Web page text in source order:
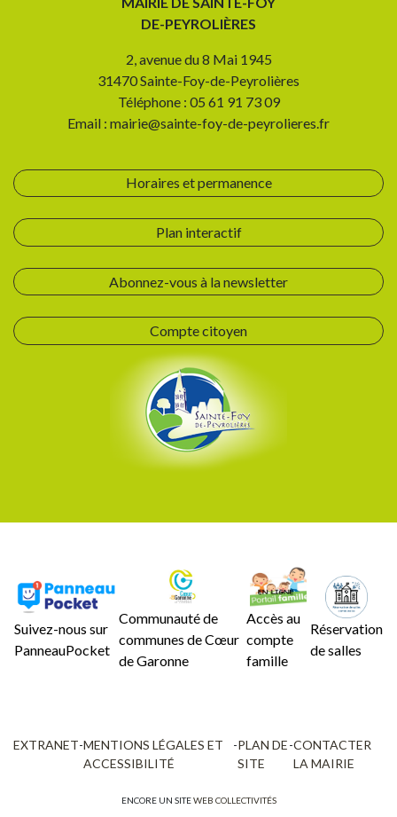
DE-PEYROLIÈRES
2, avenue du 8 Mai 1945
31470 Sainte-Foy-de-Peyrolières
Téléphone : 05 61 91 73 09
Email : mairie@sainte-foy-de-peyrolieres.fr
Horaires et permanence
Plan interactif
Abonnez-vous à la newsletter
Compte citoyen
Suivez-nous sur
PanneauPocket
Communauté de
communes de Cœur
de Garonne
Accès au
compte
famille
Réservation
de salles
EXTRANET-MENTIONS LÉGALES ET
ACCESSIBILITÉ
-PLAN DE
SITE
-CONTACTER
LA MAIRIE
ENCORE UN SITEWEB COLLECTIVITÉS